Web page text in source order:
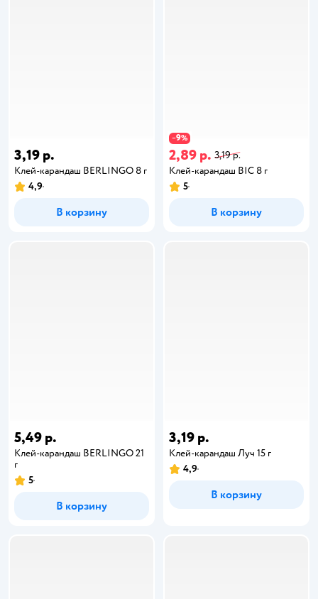
3,19 р.
Клей-карандаш BERLINGO 8 г
4,9
В корзину
−9%
2,89 р. 3,19 р.
Клей-карандаш BIC 8 г
5
В корзину
5,49 р.
Клей-карандаш BERLINGO 21
г
5
В корзину
3,19 р.
Клей-карандаш Луч 15 г
4,9
В корзину